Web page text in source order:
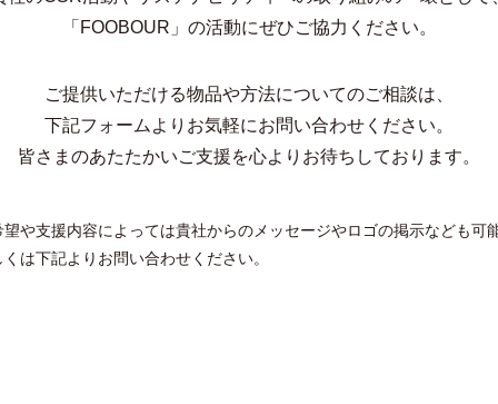
「FOOBOUR」の活動にぜひご協力ください。
ご提供いただける物品や方法についてのご相談は、
下記フォームよりお気軽にお問い合わせください。
皆さまのあたたかいご支援を心よりお待ちしております。
望や支援内容によっては貴社からのメッセージやロゴの掲示なども可
くは下記よりお問い合わせください。